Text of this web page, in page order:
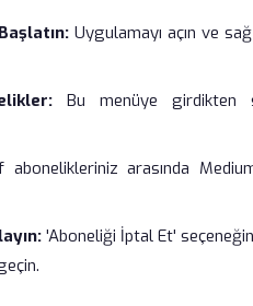
Uygulamayı açın ve
Bu menüye girdikten
arasında
'Aboneliği İptal Et'